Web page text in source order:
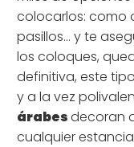
colocarlos: como
pasillos... y te
los coloques,
definitiva, este
y a la vez
árabesdecoran
cualquier